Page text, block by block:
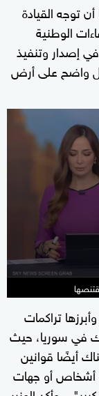
توجه القيادة
الوطنية
إصدار وتنفيذ
واضح على أرض
seconds
تراكمات
في سوريا، حيث
أيضًا قوانين
أشخاص أو جهات